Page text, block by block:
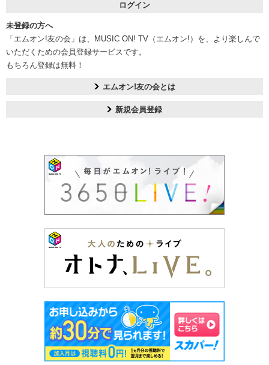
ログイン
未登録の方へ
「エムオン!友の会」は、MUSIC ON! TV（エムオン!）を、より楽しんで
いただくための会員登録サービスです。
もちろん登録は無料！
エムオン!友の会とは
新規会員登録